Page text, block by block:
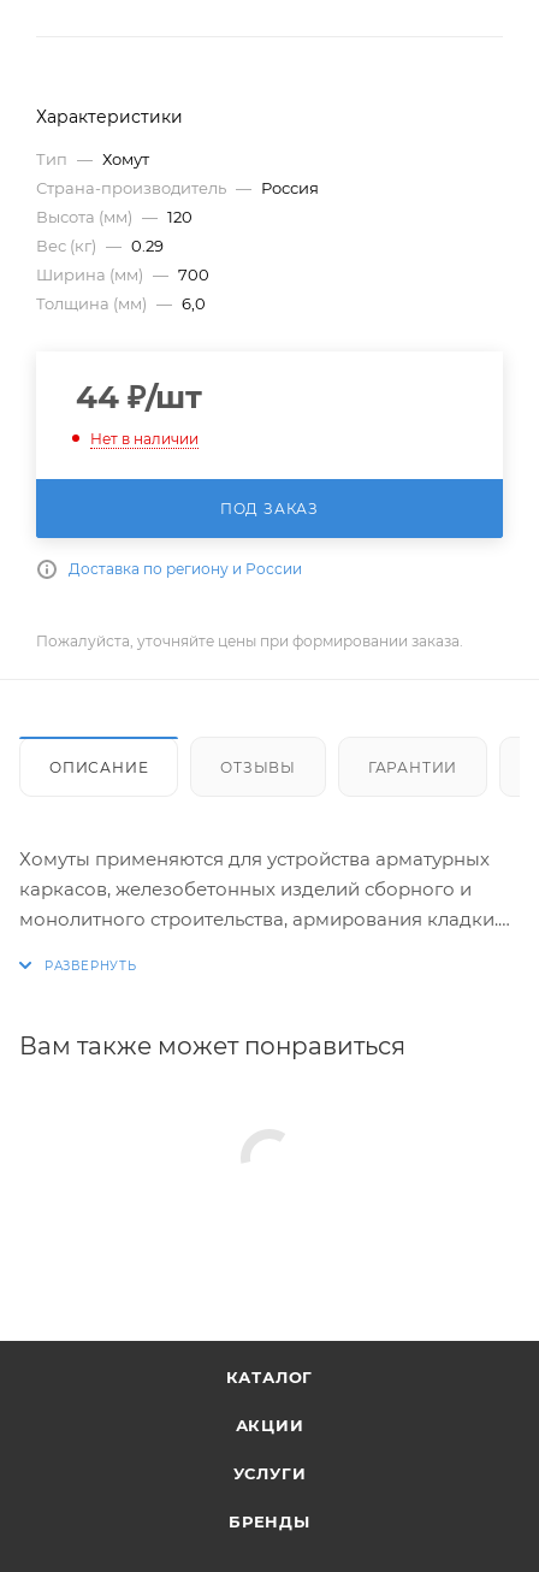
Характеристики
Тип — Хомут
Страна-производитель — Россия
Высота (мм) — 120
Вес (кг) — 0.29
Ширина (мм) — 700
Толщина (мм) — 6,0
44 ₽/шт
Нет в наличии
ПОД ЗАКАЗ
Доставка по региону и России
Пожалуйста, уточняйте цены при формировании заказа.
ОПИСАНИЕ ОТЗЫВЫ ГАРАНТИИ
Хомуты применяются для устройства арматурных
каркасов, железобетонных изделий сборного и
монолитного строительства, армирования кладки.
строго выдержаны, благодаря автоматизации
Вам также может понравиться
КАТАЛОГ
АКЦИИ
УСЛУГИ
БРЕНДЫ